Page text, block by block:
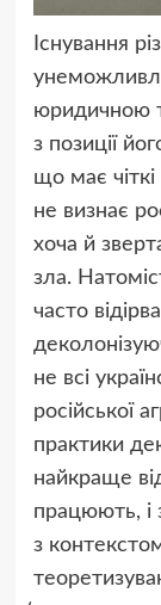
Існування
юридичною
з позиції
що має
не визнає
хоча й
зла.
часто
не всі
російської
практики
найкраще
працюють, і
з